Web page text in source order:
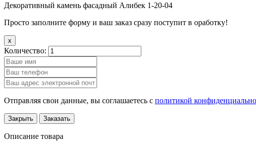
Декоративный камень фасадный Алибек 1-20-04
Просто заполните форму и ваш заказ сразу поступит в оработку!
x
Количество:
Отправляя свои данные, вы соглашаетесь с политикой
Закрыть Заказать
Описание товара